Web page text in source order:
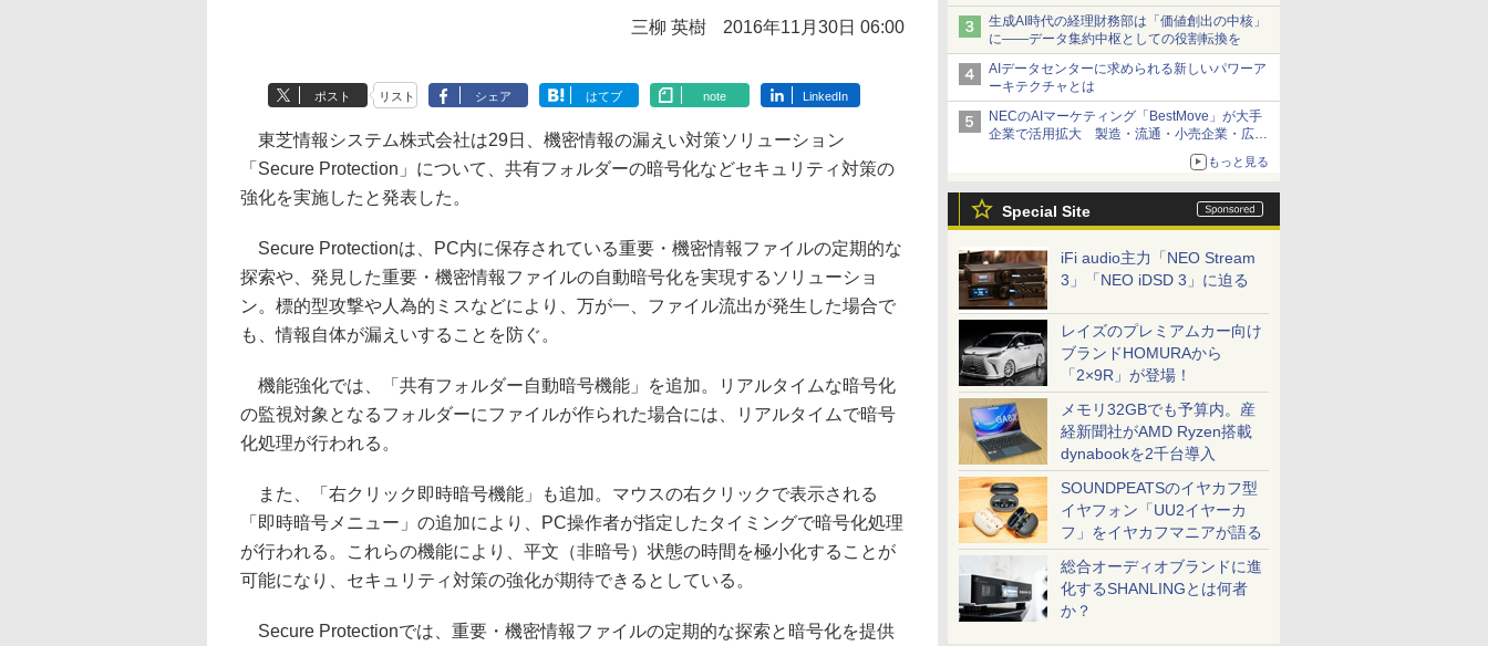
年度戦略を説明
生成AI時代の経理財務部は「価値創出の中核」
に――データ集約中枢としての役割転換を
AIデータセンターに求められる新しいパワーア
ーキテクチャとは
NECのAIマーケティング「BestMove」が大手
企業で活用拡大 製造・流通・小売企業・広告
もっと見る
Special Site
iFi audio主力「NEO Stream
3」「NEO iDSD 3」に迫る
レイズのプレミアムカー向け
ブランドHOMURAから
「2×9R」が登場！
メモリ32GBでも予算内。産
経新聞社がAMD Ryzen搭載
dynabookを2千台導入
SOUNDPEATSのイヤカフ型
イヤフォン「UU2イヤーカ
フ」をイヤカフマニアが語る
総合オーディオブランドに進
化するSHANLINGとは何者
か？
三柳 英樹 2016年11月30日 06:00
ポスト リスト シェア はてブ note LinkedIn
東芝情報システム株式会社は29日、機密情報の漏えい対策ソリューション
「Secure Protection」について、共有フォルダーの暗号化などセキュリティ対策の
強化を実施したと発表した。
Secure Protectionは、PC内に保存されている重要・機密情報ファイルの定期的な
探索や、発見した重要・機密情報ファイルの自動暗号化を実現するソリューショ
ン。標的型攻撃や人為的ミスなどにより、万が一、ファイル流出が発生した場合で
も、情報自体が漏えいすることを防ぐ。
機能強化では、「共有フォルダー自動暗号機能」を追加。リアルタイムな暗号化
の監視対象となるフォルダーにファイルが作られた場合には、リアルタイムで暗号
化処理が行われる。
また、「右クリック即時暗号機能」も追加。マウスの右クリックで表示される
「即時暗号メニュー」の追加により、PC操作者が指定したタイミングで暗号化処理
が行われる。これらの機能により、平文（非暗号）状態の時間を極小化することが
可能になり、セキュリティ対策の強化が期待できるとしている。
Secure Protectionでは、重要・機密情報ファイルの定期的な探索と暗号化を提供